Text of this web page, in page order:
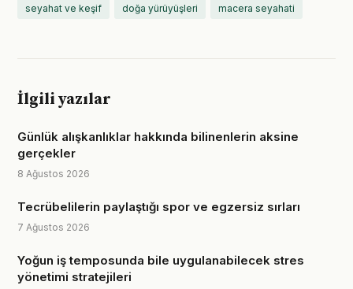
seyahat ve keşif doğa yürüyüşleri macera seyahati
İlgili yazılar
Günlük alışkanlıklar hakkında bilinenlerin aksine
gerçekler
8 Ağustos 2026
Tecrübelilerin paylaştığı spor ve egzersiz sırları
7 Ağustos 2026
Yoğun iş temposunda bile uygulanabilecek stres
yönetimi stratejileri